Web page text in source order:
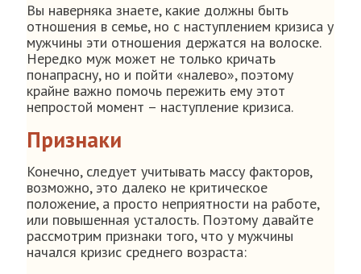
Вы наверняка знаете, какие должны быть
отношения в семье, но с наступлением кризиса у
мужчины эти отношения держатся на волоске.
Нередко муж может не только кричать
понапрасну, но и пойти «налево», поэтому
крайне важно помочь пережить ему этот
непростой момент – наступление кризиса.
Признаки
Конечно, следует учитывать массу факторов,
возможно, это далеко не критическое
положение, а просто неприятности на работе,
или повышенная усталость. Поэтому давайте
рассмотрим признаки того, что у мужчины
начался кризис среднего возраста: